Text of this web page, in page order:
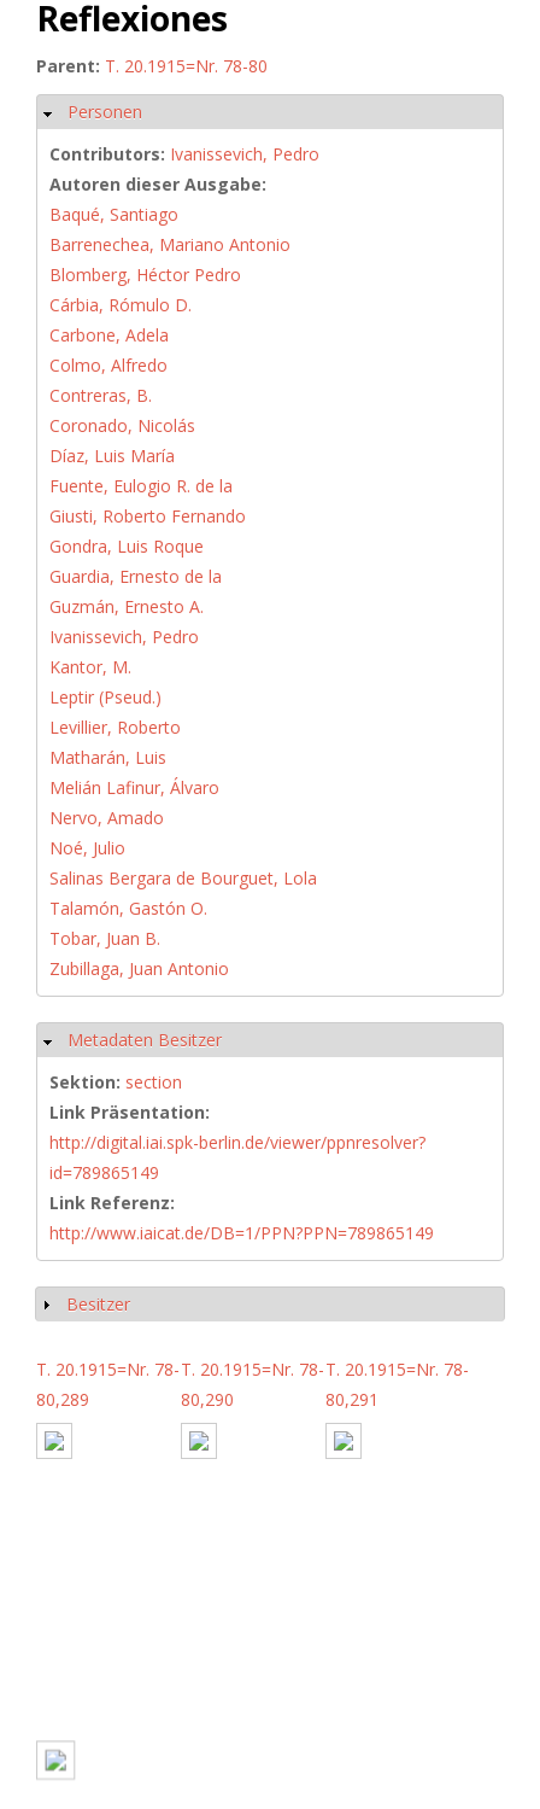
Reflexiones
Parent: T. 20.1915=Nr. 78-80
Hide
Personen
Contributors: Ivanissevich, Pedro
Autoren dieser Ausgabe:
Baqué, Santiago
Barrenechea, Mariano Antonio
Blomberg, Héctor Pedro
Cárbia, Rómulo D.
Carbone, Adela
Colmo, Alfredo
Contreras, B.
Coronado, Nicolás
Díaz, Luis María
Fuente, Eulogio R. de la
Giusti, Roberto Fernando
Gondra, Luis Roque
Guardia, Ernesto de la
Guzmán, Ernesto A.
Ivanissevich, Pedro
Kantor, M.
Leptir (Pseud.)
Levillier, Roberto
Matharán, Luis
Melián Lafinur, Álvaro
Nervo, Amado
Noé, Julio
Salinas Bergara de Bourguet, Lola
Talamón, Gastón O.
Tobar, Juan B.
Zubillaga, Juan Antonio
Hide
Metadaten Besitzer
Sektion: section
Link Präsentation:
http://digital.iai.spk-berlin.de/viewer/ppnresolver?
id=789865149
Link Referenz:
http://www.iaicat.de/DB=1/PPN?PPN=789865149
Show
Besitzer
T. 20.1915=Nr. 78-
80,289
T. 20.1915=Nr. 78-
80,290
T. 20.1915=Nr. 78-
80,291